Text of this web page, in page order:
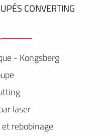
CONVERTING
- Kongsberg
laser
rebobinage